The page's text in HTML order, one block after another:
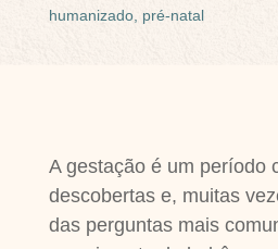
humanizado, pré-natal
A gestação é um período
descobertas e, muitas
das perguntas mais